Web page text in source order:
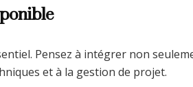
Pensez à intégrer non
et à la gestion de projet.